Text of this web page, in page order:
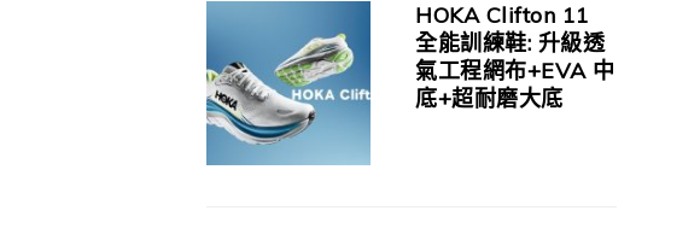
HOKA Clifton 11
全能訓練鞋: 升級透
氣工程網布+EVA 中
底+超耐磨大底